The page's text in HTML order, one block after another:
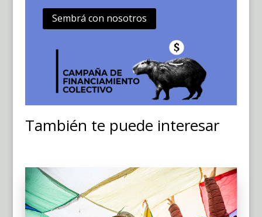
Sembrá con nosotros
También te puede interesar